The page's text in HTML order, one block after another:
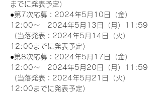
までに発表予定）
●第7次応募：2024年5月10日（金）
12:00～　2024年5月13日（月）11:59
（当落発表：2024年5月14日（火）
12:00までに発表予定）
●第8次応募：2024年5月17日（金）
12:00～　2024年5月20日（月）11:59
（当落発表：2024年5月21日（火）
12:00までに発表予定）